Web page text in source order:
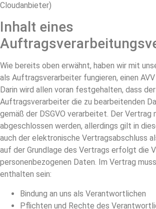
Cloudanbieter)
Inhalt eines
Wie bereits oben erwähnt, haben wir mit
als Auftragsverarbeiter fungieren, einen
Darin wird allen voran festgehalten, dass der
Auftragsverarbeiter die zu bearbeitenden
gemäß der DSGVO verarbeitet. Der Vertrag
abgeschlossen werden, allerdings gilt in
auch der elektronische Vertragsabschluss
auf der Grundlage des Vertrags erfolgt die
personenbezogenen Daten. Im Vertrag
enthalten sein:
Bindung an uns als Verantwortlichen
Pflichten und Rechte des